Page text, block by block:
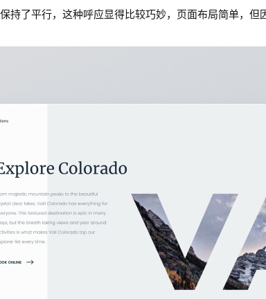
持了平行，这种呼应显得比较巧妙，页面布局简单，但